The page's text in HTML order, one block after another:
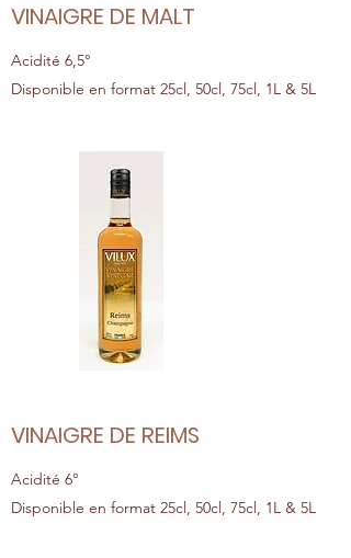
VINAIGRE DE MALT
Acidité 6,5°
Disponible en format 25cl, 50cl, 75cl, 1L & 5L
VINAIGRE DE REIMS
Acidité 6°
Disponible en format 25cl, 50cl, 75cl, 1L & 5L